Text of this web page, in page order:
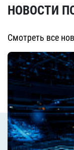
НОВОСТИ
Смотреть все